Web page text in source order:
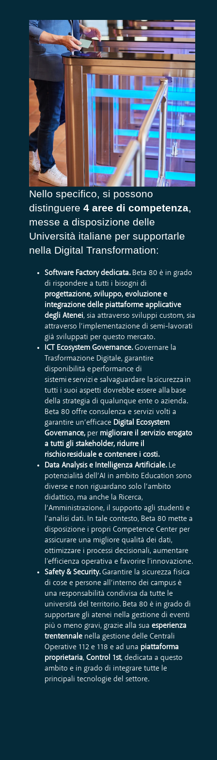
Nello specifico, si possono
distinguere 4 aree di competenza,
messe a disposizione delle
Università italiane per supportarle
nella Digital Transformation:
Software Factory dedicata. Beta 80 è in grado
di rispondere a tutti i bisogni di
progettazione, sviluppo, evoluzione e
integrazione delle piattaforme applicative
degli Atenei, sia attraverso sviluppi custom, sia
attraverso l’implementazione di semi-lavorati
già sviluppati per questo mercato.
ICT Ecosystem Governance.Governare la
Trasformazione Digitale, garantire
disponibilità e performance di
sistemi e servizi e salvaguardare la sicurezza in
tutti i suoi aspetti dovrebbe essere alla base
della strategia di qualunque ente o azienda.
Beta 80 offre consulenza e servizi volti a
garantire un’efficace Digital Ecosystem
Governance, per migliorare il servizio erogato
a tutti gli stakeholder, ridurre il
rischio residuale e contenere i costi.
Data Analysis e Intelligenza Artificiale. Le
potenzialità dell’AI in ambito Education sono
diverse e non riguardano solo l’ambito
didattico, ma anche la Ricerca,
l’Amministrazione, il supporto agli studenti e
l’analisi dati. In tale contesto, Beta 80 mette a
disposizione i propri Competence Center per
assicurare una migliore qualità dei dati,
ottimizzare i processi decisionali, aumentare
l'efficienza operativa e favorire l'innovazione.
Safety & Security.Garantire la sicurezza fisica
di cose e persone all’interno dei campus è
una responsabilità condivisa da tutte le
università del territorio. Beta 80 è in grado di
supportare gli atenei nella gestione di eventi
più o meno gravi, grazie alla sua esperienza
trentennale nella gestione delle Centrali
Operative 112 e 118 e ad una piattaforma
proprietaria, Control 1st, dedicata a questo
ambito e in grado di integrare tutte le
principali tecnologie del settore.